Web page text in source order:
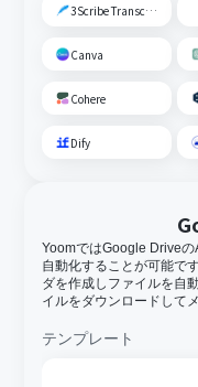
3Scribe Transcription
Canva
Cohere
Dify
YoomではGoogle Drive
自動化することが可能で
ダを作成しファイルを自
イルをダウンロードして
テンプレート